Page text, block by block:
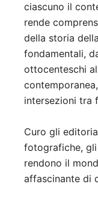
ciascuno il
rende
della storia
fondamentali,
ottocenteschi
intersezioni tra
Curo gli
fotografiche,
rendono il
affascinante di